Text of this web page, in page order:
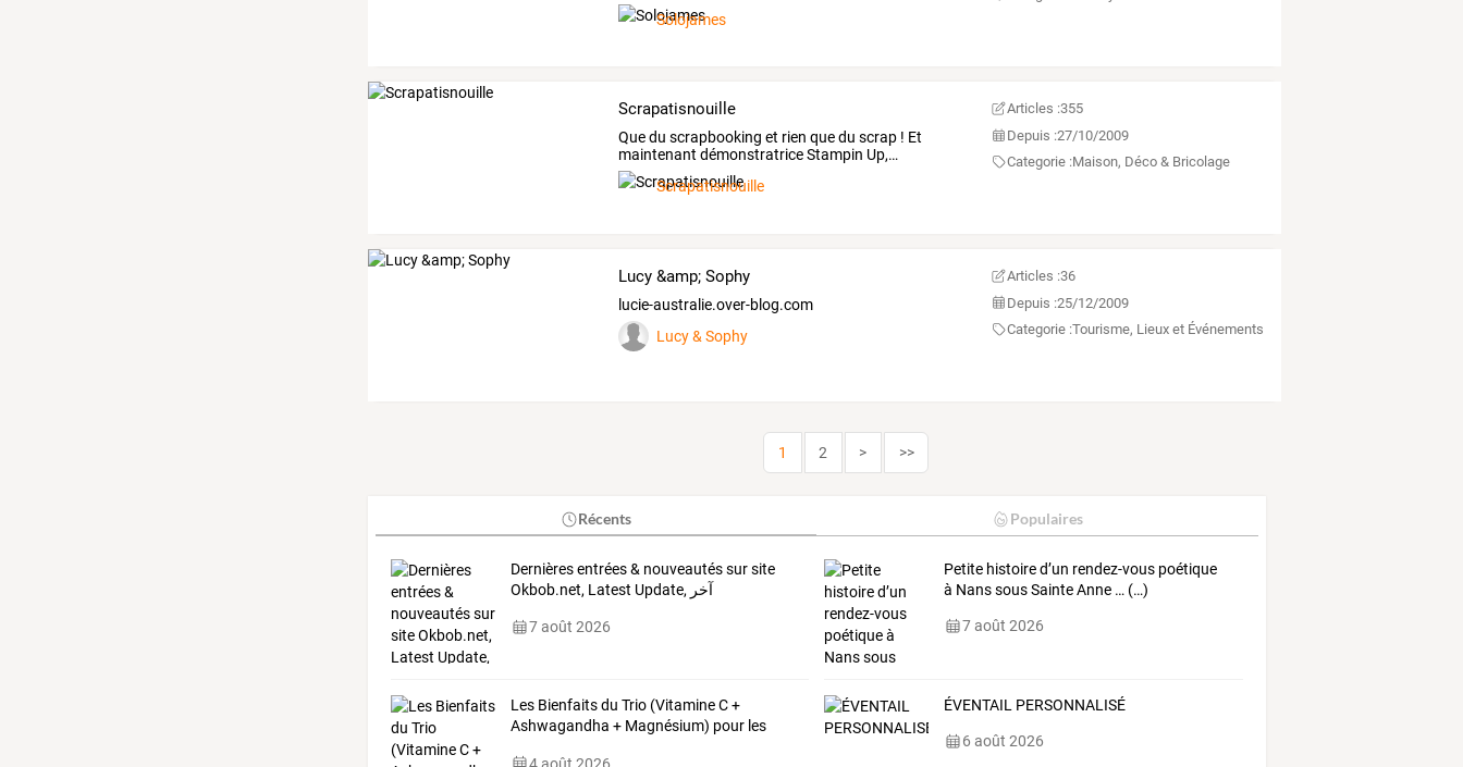
Solojames
Scrapatisnouille
Quedu scrapbooking et rien quedu scrap ! Et
maintenant démonstratriceStampin Up,…
Scrapatisnouille
Articles :355
Depuis :27/10/2009
Categorie :Maison, Déco & Bricolage
Lucy &amp; Sophy
lucie-australie.over-blog.com
Lucy & Sophy
Articles :36
Depuis :25/12/2009
Categorie :Tourisme, Lieux et Événements
1 2 > >>
Récents Populaires
Dernièresentrées&nouveautéssursite
Okbob.net,Latest Update, آخر
7 août 2026
Petite histoire d’un rendez-vous poétique
à Nans sous Sainte Anne … (…)
7 août 2026
Les Bienfaits du Trio (Vitamine C +
Ashwagandha + Magnésium) pour les
4 août 2026
ÉVENTAIL PERSONNALISÉ
6 août 2026